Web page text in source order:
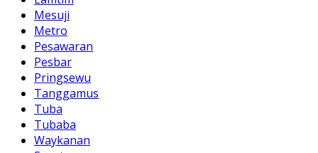
Mesuji
Metro
Pesawaran
Pesbar
Pringsewu
Tanggamus
Tuba
Tubaba
Waykanan